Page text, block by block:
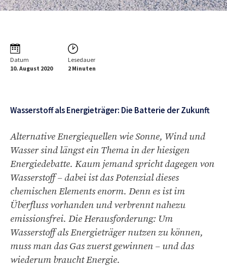
Datum
10. August 2020
Lesedauer
2 Minuten
Wasserstoff als Energieträger: Die Batterie der Zukunft
Alternative Energiequellen wie Sonne, Wind und
Wasser sind längst ein Thema in der hiesigen
Energiedebatte. Kaum jemand spricht dagegen von
Wasserstoff – dabei ist das Potenzial dieses
chemischen Elements enorm. Denn es ist im
Überfluss vorhanden und verbrennt nahezu
emissionsfrei. Die Herausforderung: Um
Wasserstoff als Energieträger nutzen zu können,
muss man das Gas zuerst gewinnen – und das
wiederum braucht Energie.